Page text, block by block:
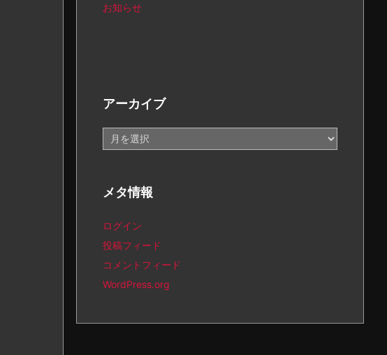
お知らせ
アーカイブ
ー
ブ
メタ情報
ログイン
投稿フィード
コメントフィード
WordPress.org